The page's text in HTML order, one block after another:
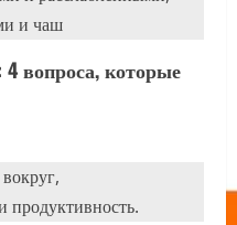
4 вопроса, которые